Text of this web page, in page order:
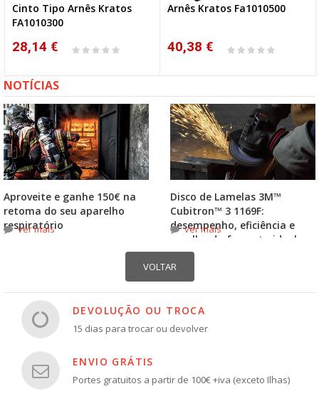
Cinto Tipo Arnês Kratos
FA1010300
28,14 €
Arnês Kratos Fa1010500
40,38 €
NOTÍCIAS
Aproveite e ganhe 150€ na
retoma do seu aparelho
respiratório
ver mais
Disco de Lamelas 3M™
Cubitron™ 3 1169F:
desempenho, eficiência e
escolha do formato ideal
ver mais
DEVOLUÇÃO OU TROCA
15 dias para trocar ou devolver
ENVIO GRÁTIS
Portes gratuitos a partir de 100€ +iva (exceto Ilhas)